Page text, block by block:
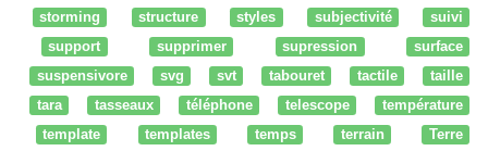
storming
structure styles subjectivité
suivi
support
supprimer supression
surface
suspensivore
svg svt tabouret tactile
taille
tara
tasseaux téléphone telescope
température
template
templates temps terrain
Terre